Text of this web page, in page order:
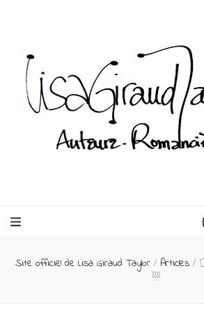
Auteur
Site officiel de Lisa Giraud Taylor / Articles /
????